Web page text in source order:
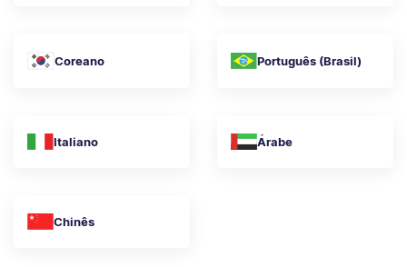
Coreano Português (Brasil)
Italiano Árabe
Chinês